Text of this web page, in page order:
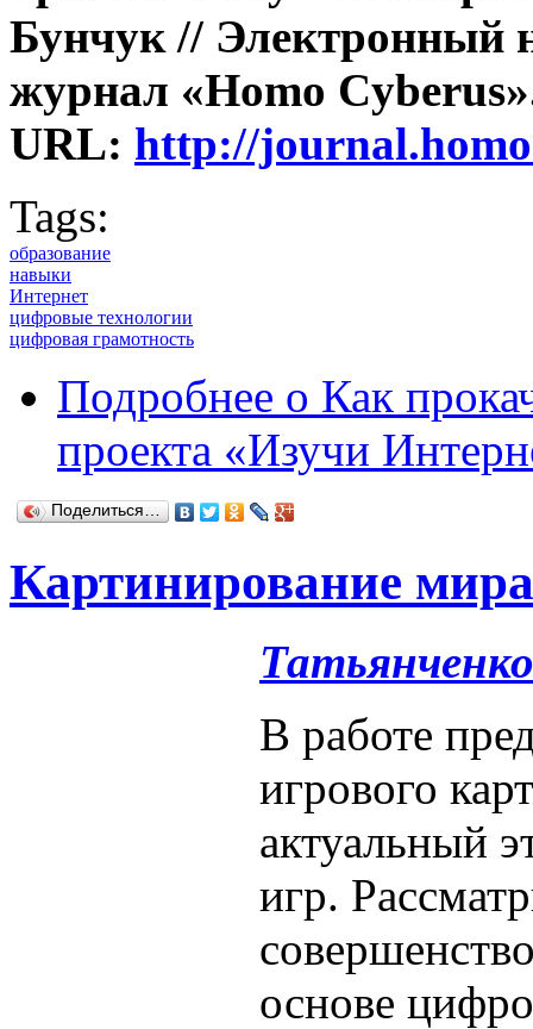
Бунчук // Электронный
журнал «Homo
URL: http://
Tags:
образование
навыки
Интернет
цифровые технологии
цифровая грамотность
Подробнее о Как
проекта «Изучи
Поделиться…
Картинирование
В работе
игрового
актуальный
игр.
основе